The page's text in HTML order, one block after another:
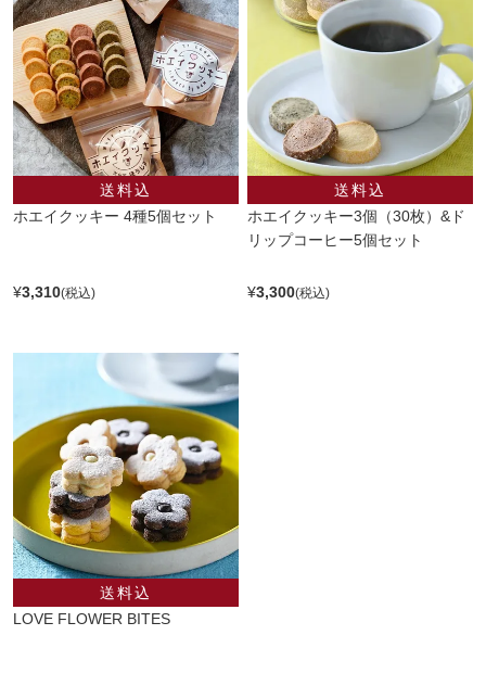
ホエイクッキー 4種5個セット
¥3,310
ホエイクッキー3個（30枚）&ド
リップコーヒー5個セット
¥3,300
LOVE FLOWER BITES